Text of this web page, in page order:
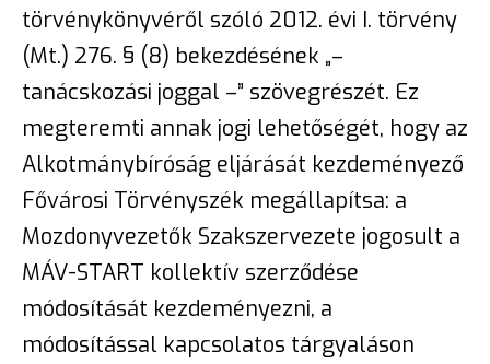
törvénykönyvéről szóló 2012. évi I. törvény
(Mt.) 276. § (8) bekezdésének „–
tanácskozási joggal –” szövegrészét. Ez
megteremti annak jogi lehetőségét, hogy az
Alkotmánybíróság eljárását kezdeményező
Fővárosi Törvényszék megállapítsa: a
Mozdonyvezetők Szakszervezete jogosult a
MÁV-START kollektív szerződése
módosítását kezdeményezni, a
módosítással kapcsolatos tárgyaláson